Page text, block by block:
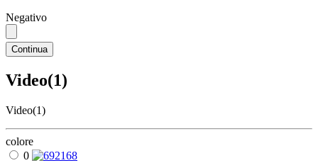
Negativo
Continua
Video(1)
Video(1)
colore
0